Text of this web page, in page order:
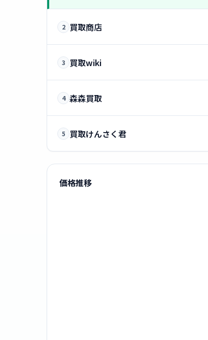
2 買取商店
3 買取wiki
4 森森買取
5 買取けんさく君
価格推移